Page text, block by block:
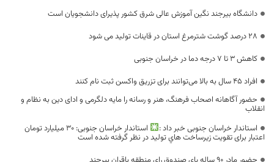
دانشگاه بیرجند نگین آموزش عالی شرق کشور پذیرای دانشجویان است
28 درصد گوشت شترمرغ استان در قاینات تولید می شود
کاهش ۳ تا ۷ درجه دما در خراسان جنوبی
افراد ۴۵ سال به بالا می‌توانند برای تزریق واکسن ثبت نام کنند
حضور آگاهانه اصحاب فرهنگ، هنر و رسانه را مایه دلگرمی و ادای دین به نظام و
انقلاب
استاندار خراسان جنوبی خبر داد :
استاندار خراسان جنوبی: ۳۰ میلیارد تومان
اعتبار برای تقويت زيرساخت هاي توليد در نظر گرفته شده است